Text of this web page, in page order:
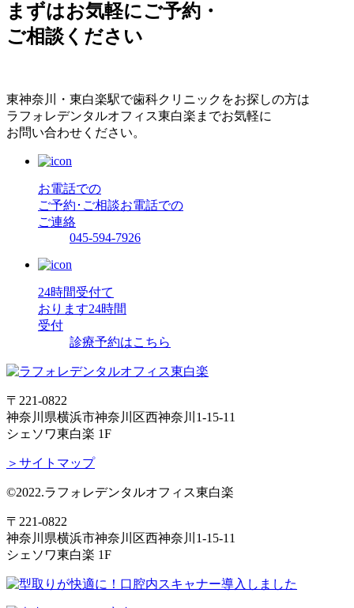
まずはお気軽にご予約・
ご相談ください
東神奈川・東白楽駅で歯科クリニックをお探しの方は
ラフォレデンタルオフィス東白楽までお気軽に
お問い合わせください。
お電話での
ご予約･ご相談お電話での
ご連絡
045-594-7926
24時間受付て
おります24時間
受付
診療予約はこちら
〒221-0822
神奈川県横浜市神奈川区西神奈川1-15-11
シェソワ東白楽 1F
＞サイトマップ
©2022.ラフォレデンタルオフィス東白楽
〒221-0822
神奈川県横浜市神奈川区西神奈川1-15-11
シェソワ東白楽 1F